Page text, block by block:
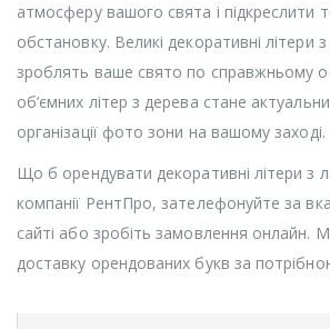
атмосферу вашого свята і підкреслити
обстановку. Великі декоративні літери
зроблять ваше свято по справжньому
об’ємних літер з дерева стане
організації фото зони на вашому заході.
Що б орендувати декоративні літери з
компанії РентПро, зателефонуйте за
сайті або зробіть замовлення онлайн.
доставку орендованих букв за